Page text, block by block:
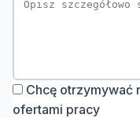
Chcę otrzymywać
ofertami pracy